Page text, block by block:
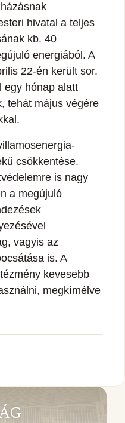
hivatal a teljes
kb. 40
energiából. A
22-én került sor.
egy hónap alatt
tehát május végére
csökkentése.
is nagy
a megújuló
vagyis az
is. A
kevesebb
megkímélve